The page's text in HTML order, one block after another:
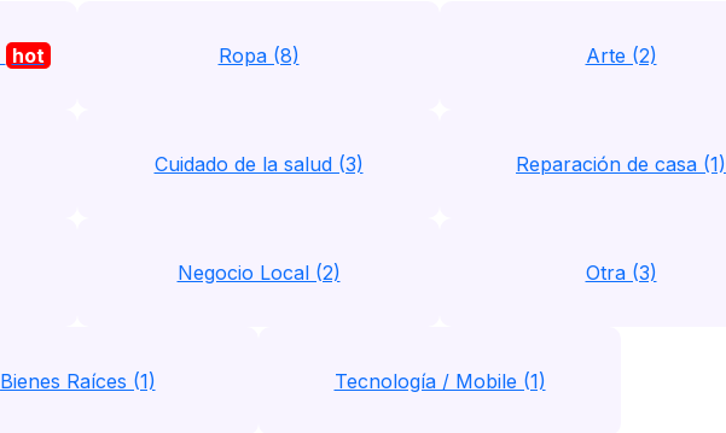
hot Ropa (8) Arte (2)
Cuidado de la salud (3) Reparación de casa (1)
Negocio Local (2) Otra (3)
Bienes Raíces (1) Tecnología / Mobile (1)